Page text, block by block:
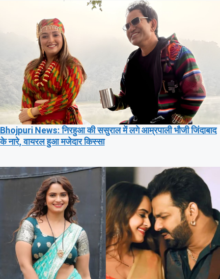
Bhojpuri News: निरहुआ की ससुराल में लगे आम्रपाली भौजी जिंदाबाद
के नारे, वायरल हुआ मजेदार किस्सा